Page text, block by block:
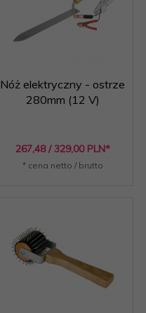
Nóż elektryczny - ostrze
280mm (12 V)
267,48 / 329,00 PLN*
* cena netto / brutto